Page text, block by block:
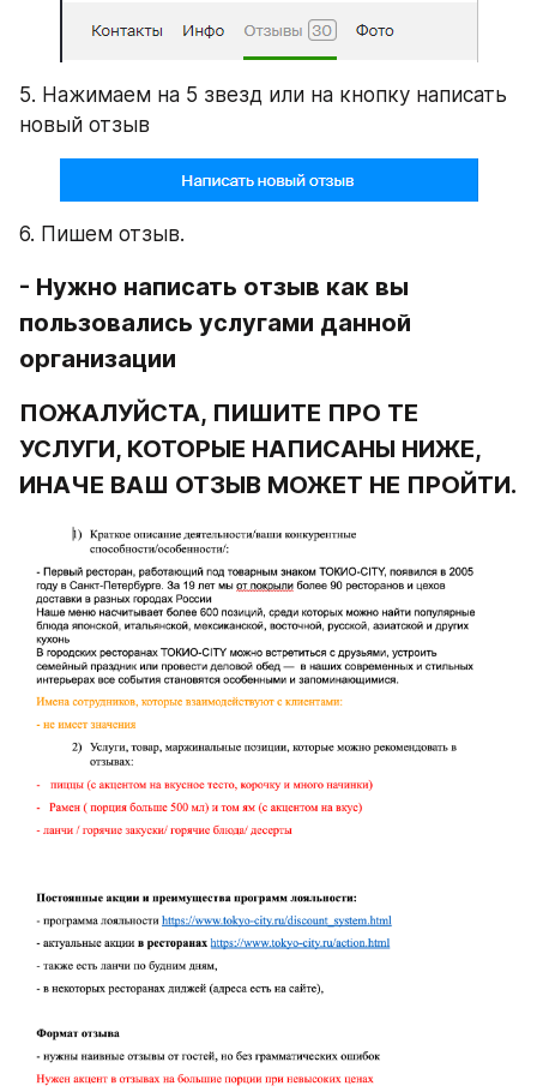
5. Нажимаем на 5 звезд или на кнопку написать
новый отзыв
6. Пишем отзыв.
- Нужно написать отзыв как вы
пользовались услугами данной
организации
ПОЖАЛУЙСТА, ПИШИТЕ ПРО ТЕ
УСЛУГИ, КОТОРЫЕ НАПИСАНЫ НИЖЕ,
ИНАЧЕ ВАШ ОТЗЫВ МОЖЕТ НЕ ПРОЙТИ.